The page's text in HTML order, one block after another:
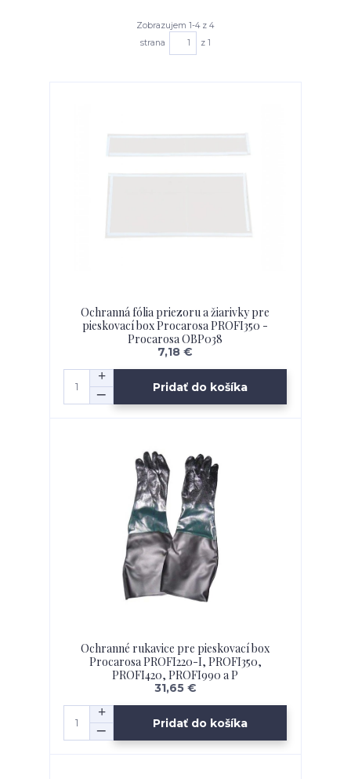
Zobrazujem 1-4 z 4
strana
z 1
Ochranná fólia priezoru a žiarivky pre
pieskovací box Procarosa PROFI350 -
Procarosa OBP038
7,18 €
Pridať do košíka
Ochranné rukavice pre pieskovací box
Procarosa PROFI220-I, PROFI350,
PROFI420, PROFI990 a P
31,65 €
Pridať do košíka